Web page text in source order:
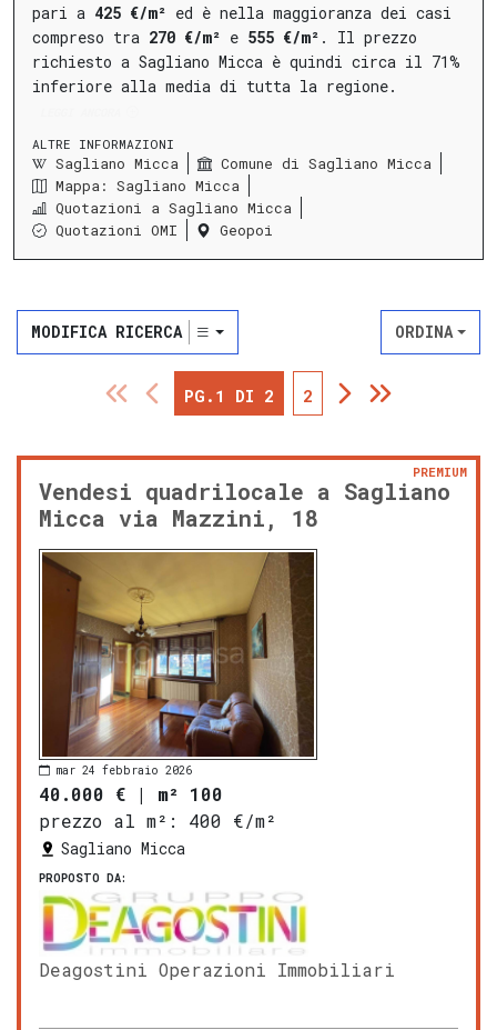
pari a 425 €/m² ed è nella maggioranza dei casi
compreso tra 270 €/m² e 555 €/m² . Il prezzo
richiesto a Sagliano Micca è quindi circa il 71%
inferiore alla media di tutta la regione.
ALTRE INFORMAZIONI
Sagliano Micca
Comune di Sagliano Micca
Mappa: Sagliano Micca
Quotazioni a Sagliano Micca
Quotazioni OMI
Geopoi
MODIFICA RICERCA ORDINA
PG.1 DI 2 2
Vendesi quadrilocale a Sagliano
Micca via Mazzini, 18
PREMIUM
mar 24 febbraio 2026
40.000 € | m² 100
prezzo al m²:
400 €/m²
Sagliano Micca
PROPOSTO DA:
Deagostini Operazioni Immobiliari